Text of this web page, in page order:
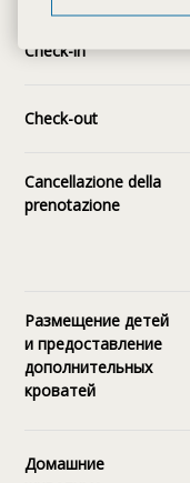
Check-in
Check-out
Cancellazione della
prenotazione
Размещение детей
и предоставление
дополнительных
кроватей
Домашние